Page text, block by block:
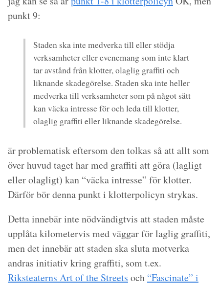
punkt 9:
Staden ska inte medverka till eller stödja
verksamheter eller evenemang som inte klart
tar avstånd från klotter, olaglig graffiti och
liknande skadegörelse. Staden ska inte heller
medverka till verksamheter som på något sätt
kan väcka intresse för och leda till klotter,
olaglig graffiti eller liknande skadegörelse.
är problematisk eftersom den tolkas så att allt som
över huvud taget har med graffiti att göra (lagligt
eller olagligt) kan “väcka intresse” för klotter.
Därför bör denna punkt i klotterpolicyn strykas.
Detta innebär inte nödvändigtvis att staden måste
upplåta kilometervis med väggar för laglig graffiti,
men det innebär att staden ska sluta motverka
andras initiativ kring graffiti, som t.ex.
Riksteaterns Art of the Streets och “Fascinate” i